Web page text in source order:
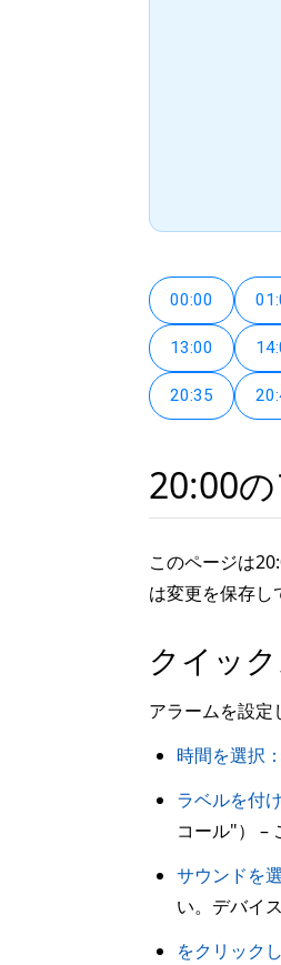
00:00
13:00
20:35
20:00
このページは
は変更を保存し
クイッ
アラームを設定
時間を選択：
ラベルを付
コール"） –
サウンドを
い。デバイ
をクリック